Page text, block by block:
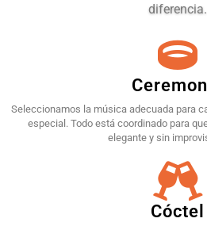
diferencia.
Seleccionamos la música adecuada para
especial. Todo está coordinado para
elegante y sin
Cóctel